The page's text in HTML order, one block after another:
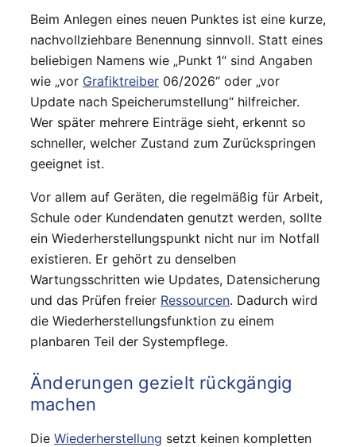
Beim Anlegen eines neuen Punktes ist eine kurze,
nachvollziehbare Benennung sinnvoll. Statt eines
beliebigen Namens wie „Punkt 1“ sind Angaben
wie „vor Grafiktreiber 06/2026“ oder „vor
Update nach Speicherumstellung“ hilfreicher.
Wer später mehrere Einträge sieht, erkennt so
schneller, welcher Zustand zum Zurückspringen
geeignet ist.
Vor allem auf Geräten, die regelmäßig für Arbeit,
Schule oder Kundendaten genutzt werden, sollte
ein Wiederherstellungspunkt nicht nur im Notfall
existieren. Er gehört zu denselben
Wartungsschritten wie Updates, Datensicherung
und das Prüfen freier Ressourcen. Dadurch wird
die Wiederherstellungsfunktion zu einem
planbaren Teil der Systempflege.
Änderungen gezielt rückgängig
machen
Die Wiederherstellung setzt keinen kompletten